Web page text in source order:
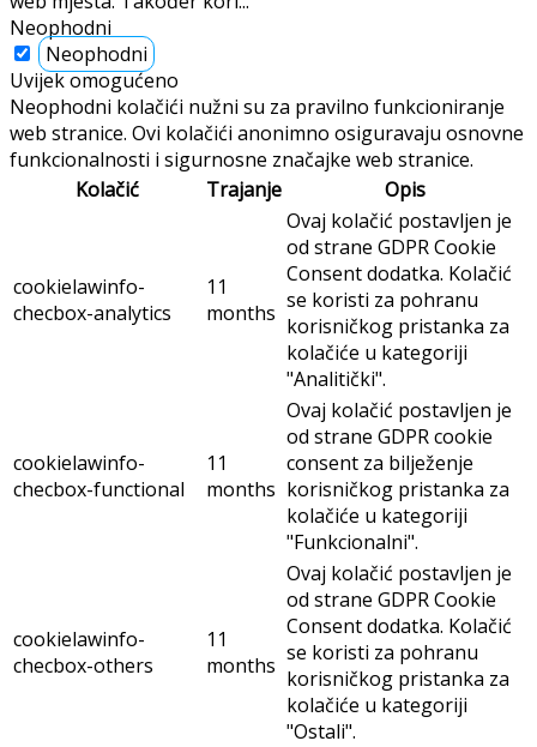
Neophodni
Neophodni
Uvijek omogućeno
Neophodni kolačići nužni su za pravilno funkcioniranje
web stranice. Ovi kolačići anonimno osiguravaju osnovne
funkcionalnosti i sigurnosne značajke web stranice.
Kolačić
Trajanje Opis
cookielawinfo-
checbox-analytics
11
months
Ovaj kolačić postavljen je
od strane GDPR Cookie
Consent dodatka. Kolačić
se koristi za pohranu
korisničkog pristanka za
kolačiće u kategoriji
"Analitički".
cookielawinfo-
checbox-functional
11
months
Ovaj kolačić postavljen je
od strane GDPR cookie
consent za bilježenje
korisničkog pristanka za
kolačiće u kategoriji
"Funkcionalni".
cookielawinfo-
checbox-others
11
months
Ovaj kolačić postavljen je
od strane GDPR Cookie
Consent dodatka. Kolačić
se koristi za pohranu
korisničkog pristanka za
kolačiće u kategoriji
"Ostali".